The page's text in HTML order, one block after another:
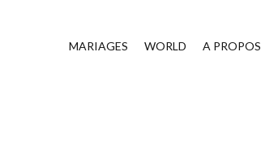
MARIAGES WORLD A PROPOS